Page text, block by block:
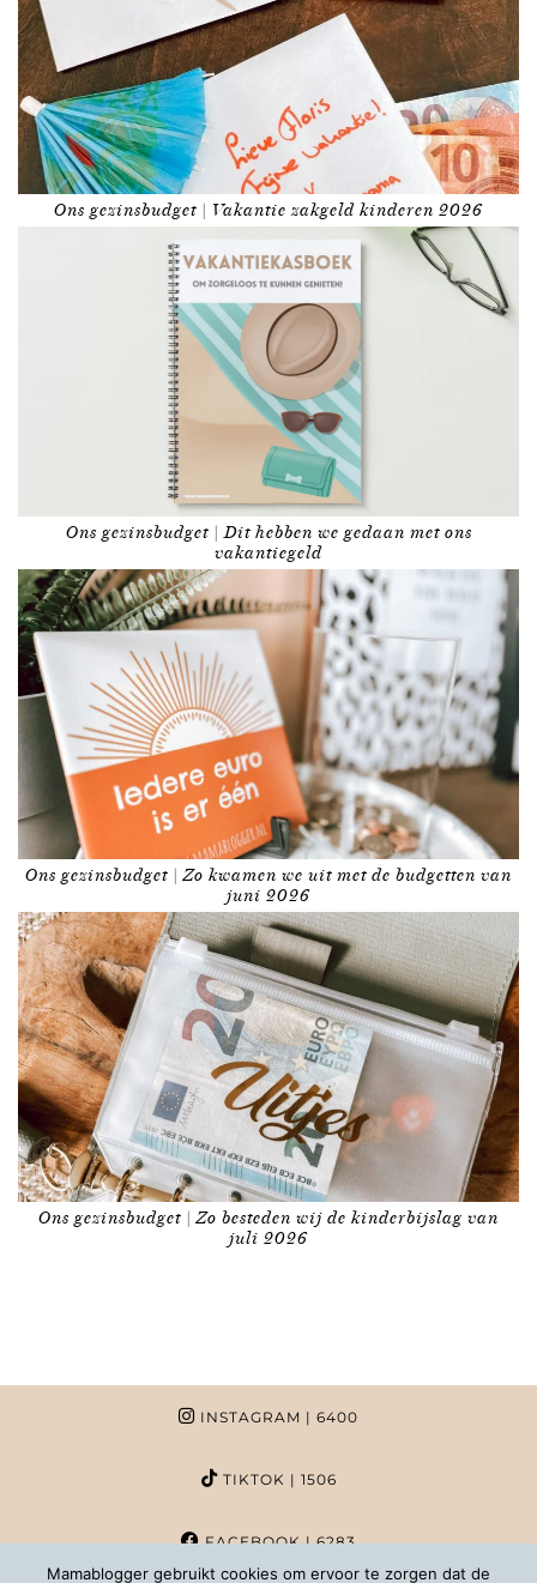
Ons gezinsbudget | Vakantie zakgeld kinderen 2026
Ons gezinsbudget | Dit hebben we gedaan met ons
vakantiegeld
Ons gezinsbudget | Zo kwamen we uit met de budgetten van
juni 2026
Ons gezinsbudget | Zo besteden wij de kinderbijslag van
juli 2026
INSTAGRAM | 6400
TIKTOK | 1506
FACEBOOK| 6283
Mamablogger gebruikt cookies om ervoor te zorgen dat de